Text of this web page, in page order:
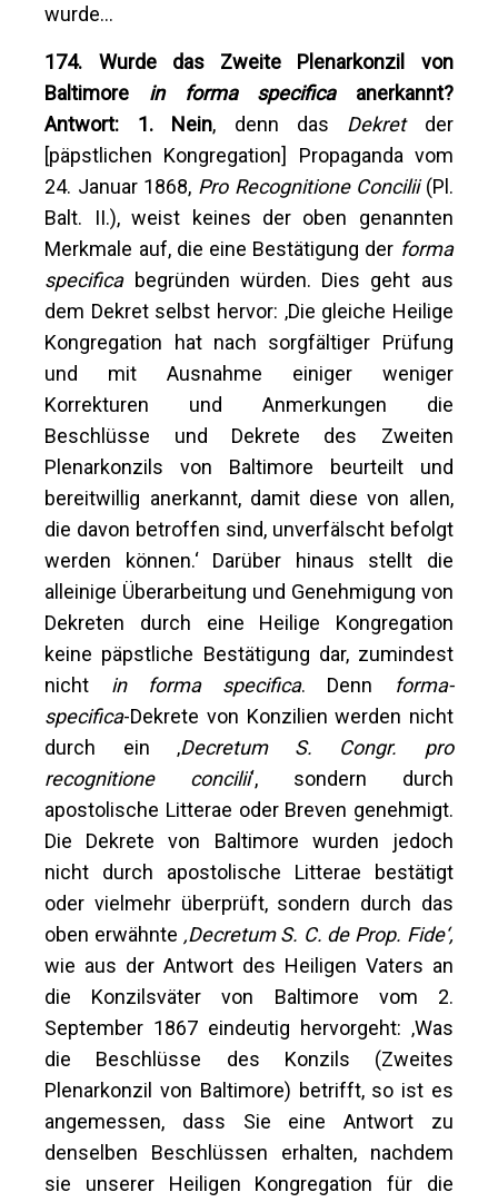
wurde…
174. Wurde das Zweite Plenarkonzil von
Baltimore in forma specificaanerkannt?
Antwort: 1. Nein, denn das Dekretder
[päpstlichen Kongregation] Propaganda vom
24. Januar 1868, Pro Recognitione Concilii(Pl.
Balt. II.), weist keines der oben genannten
Merkmale auf, die eine Bestätigung der forma
specificabegründen würden. Dies geht aus
dem Dekret selbst hervor: ‚Die gleiche Heilige
Kongregation hat nach sorgfältiger Prüfung
und mit Ausnahme einiger weniger
Korrekturen und Anmerkungen die
Beschlüsse und Dekrete des Zweiten
Plenarkonzils von Baltimore beurteilt und
bereitwillig anerkannt, damit diese von allen,
die davon betroffen sind, unverfälscht befolgt
werden können.‘ Darüber hinaus stellt die
alleinige Überarbeitung und Genehmigung von
Dekreten durch eine Heilige Kongregation
keine päpstliche Bestätigung dar, zumindest
nicht in forma specifica. Denn
forma-
specifica-Dekrete von Konzilien werden nicht
durch ein ‚Decretum S. Congr. pro
recognitione concilii‘, sondern durch
apostolische Litterae oder Breven genehmigt.
Die Dekrete von Baltimore wurden jedoch
nicht durch apostolische Litterae bestätigt
oder vielmehr überprüft, sondern durch das
oben erwähnte ‚Decretum S. C. de Prop. Fide‘,
wie aus der Antwort des Heiligen Vaters an
die Konzilsväter von Baltimore vom 2.
September 1867 eindeutig hervorgeht: ‚Was
die Beschlüsse des Konzils (Zweites
Plenarkonzil von Baltimore) betrifft, so ist es
angemessen, dass Sie eine Antwort zu
denselben Beschlüssen erhalten, nachdem
sie unserer Heiligen Kongregation für die